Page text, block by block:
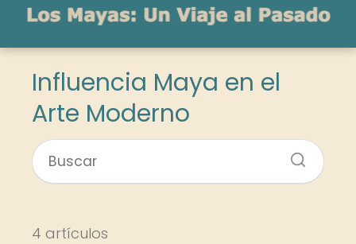
Influencia Maya en el
Arte Moderno
4 artículos